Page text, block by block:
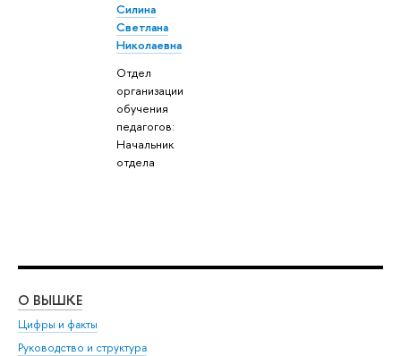
Силина
Светлана
Николаевна
Отдел
организации
обучения
педагогов:
Начальник
отдела
О ВЫШКЕ
Цифры и факты
Руководство и структура